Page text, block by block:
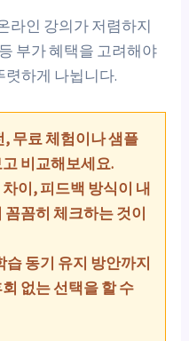
라인 강의가 저렴하지
부가 혜택을 고려해야
렷하게 나뉩니다.
, 무료 체험이나 샘플
비교해보세요.
이, 피드백 방식이 내
꼼히 체크하는 것이
습 동기 유지 방안까지
없는 선택을 할 수